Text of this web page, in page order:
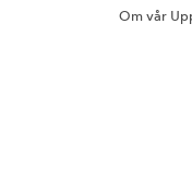
Om vår